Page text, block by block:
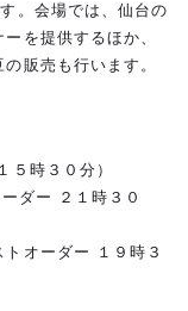
。会場では、仙台の
を提供するほか、
販売も行います。
時３０分）
ダー ２１時３０
オーダー １９時３